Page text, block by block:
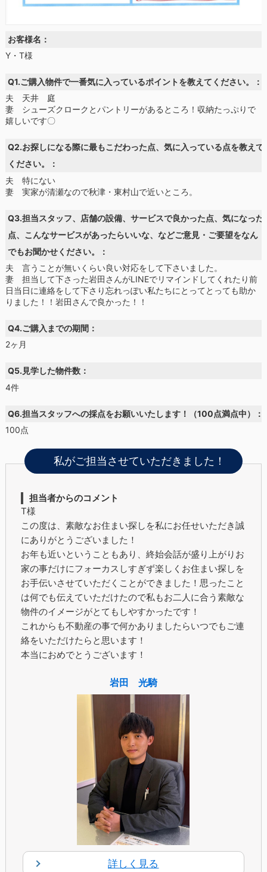
お客様名：
Y・T様
Q1.ご購入物件で一番気に入っているポイントを教えてください。：
夫 天井 庭
妻 シューズクロークとパントリーがあるところ！収納たっぷりで
嬉しいです〇
Q2.お探しになる際に最もこだわった点、気に入っている点を教えて
ください。：
夫 特にない
妻 実家が清瀬なので秋津・東村山で近いところ。
Q3.担当スタッフ、店舗の設備、サービスで良かった点、気になった
点、こんなサービスがあったらいいな、などご意見・ご要望をなん
でもお聞かせください。：
夫 言うことが無いくらい良い対応をして下さいました。
妻 担当して下さった岩田さんがLINEでリマインドしてくれたり前
日当日に連絡をして下さり忘れっぽい私たちにとってとっても助か
りました！！岩田さんで良かった！！
Q4.ご購入までの期間：
2ヶ月
Q5.見学した物件数：
4件
Q6.担当スタッフへの採点をお願いいたします！（100点満点中）：
100点
私がご担当させていただきました！
担当者からのコメント
T様
この度は、素敵なお住まい探しを私にお任せいただき誠
にありがとうございました！
お年も近いということもあり、終始会話が盛り上がりお
家の事だけにフォーカスしすぎず楽しくお住まい探しを
お手伝いさせていただくことができました！思ったこと
は何でも伝えていただけたので私もお二人に合う素敵な
物件のイメージがとてもしやすかったです！
これからも不動産の事で何かありましたらいつでもご連
絡をいただけたらと思います！
本当におめでとうございます！
岩田 光騎
詳しく見る